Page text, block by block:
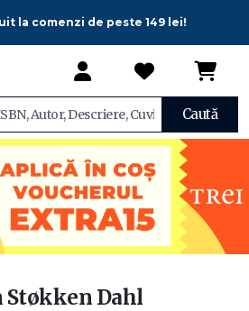
la comenzi de peste 149 lei!
Caută
Støkken Dahl